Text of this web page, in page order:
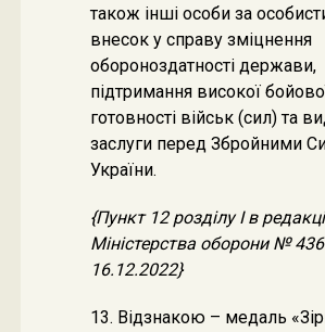
також інші особи за
внесок у справу зміцнення
обороноздатності держави,
підтримання високої
готовності військ (сил) та
заслуги перед Збройними
України.
{Пункт 12 розділу I в
Міністерства оборони № 436
16.12.2022}
13. Відзнакою – медаль